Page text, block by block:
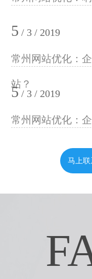
5 / 3 / 2019
常州网站优化：
站？
5 / 3 / 2019
常州网站优化：
马上